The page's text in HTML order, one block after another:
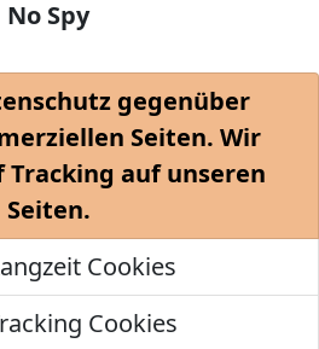
No Spy
gegenüber
Seiten. Wir
auf unseren
Seiten.
Cookies
Cookies